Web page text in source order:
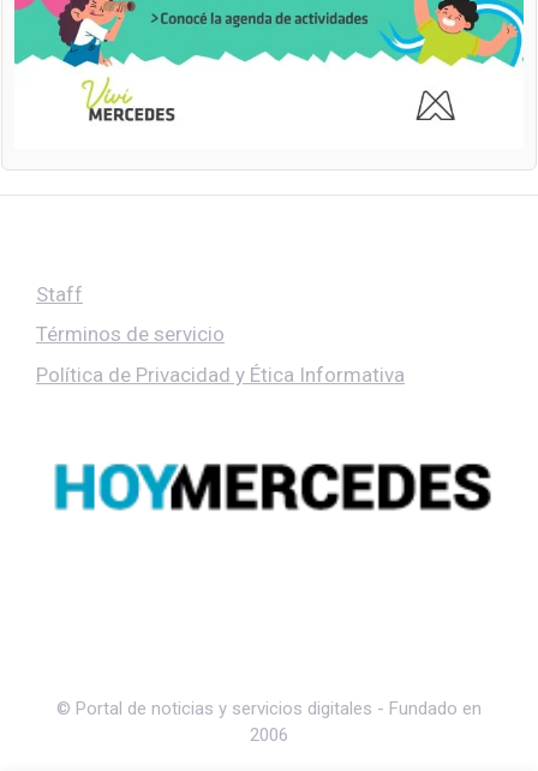
Staff
Términos de servicio
Política de Privacidad y Ética Informativa
© Portal de noticias y servicios digitales - Fundado en
2006